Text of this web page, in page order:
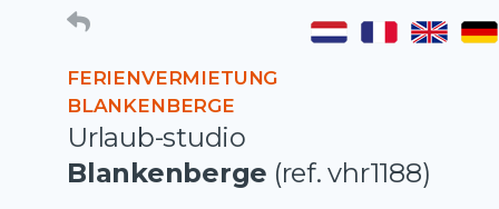
FERIENVERMIETUNG
BLANKENBERGE
Urlaub-studio
Blankenberge (ref. vhr1188)